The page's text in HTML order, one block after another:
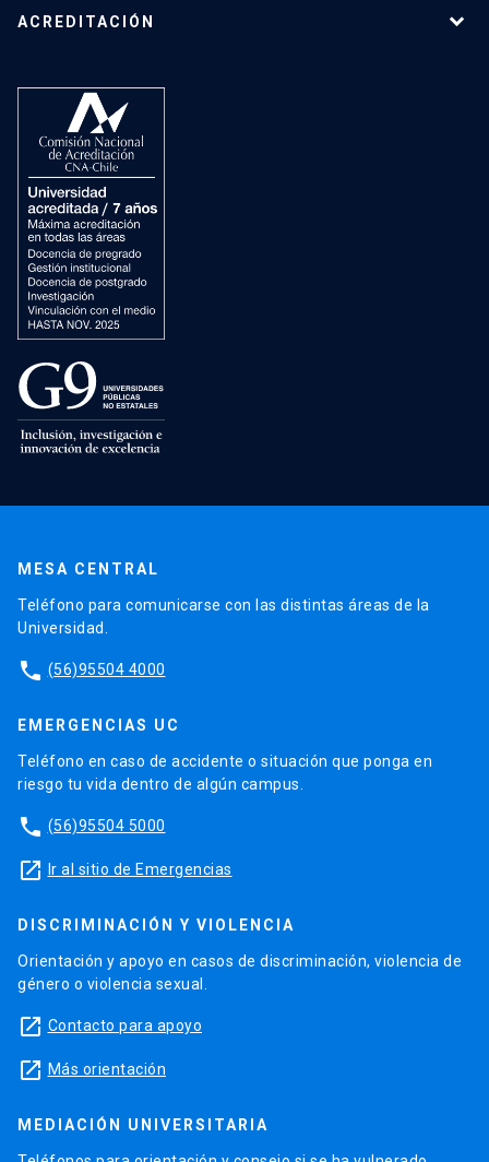
ACREDITACIÓN
MESA CENTRAL
Teléfono para comunicarse con las distintas áreas de la
Universidad.
phone (56)95504 4000
EMERGENCIAS UC
Teléfono en caso de accidente o situación que ponga en
riesgo tu vida dentro de algún campus.
phone (56)95504 5000
launch Ir al sitio de Emergencias
DISCRIMINACIÓN Y VIOLENCIA
Orientación y apoyo en casos de discriminación, violencia de
género o violencia sexual.
launch Contacto para apoyo
launch Más orientación
MEDIACIÓN UNIVERSITARIA